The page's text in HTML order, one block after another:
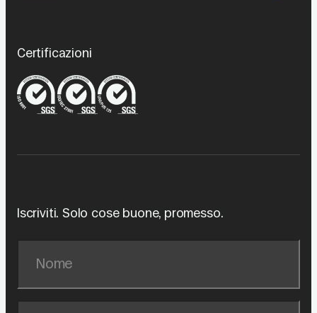
Certificazioni
Iscriviti. Solo cose buone, promesso.